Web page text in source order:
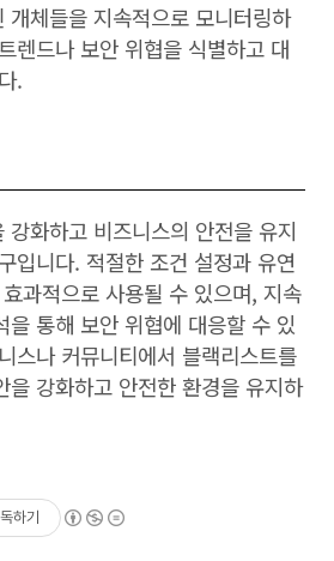
개체들을 지속적으로 모니터링하
렌드나 보안 위협을 식별하고 대
.
강화하고 비즈니스의 안전을 유지
입니다. 적절한 조건 설정과 유연
과적으로 사용될 수 있으며, 지속
을 통해 보안 위협에 대응할 수 있
스나 커뮤니티에서 블랙리스트를
을 강화하고 안전한 환경을 유지하
하기